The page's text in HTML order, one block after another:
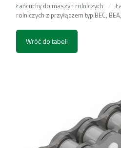
Łańcuchy do maszyn rolniczych /
rolniczych z przyłączem typ BEC,
Wróć do tabeli